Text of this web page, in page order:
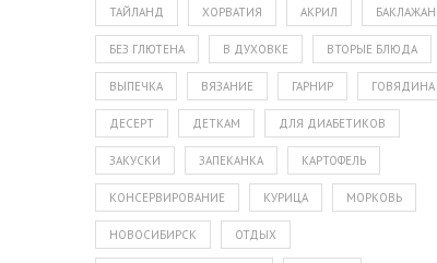
ТАЙЛАНД ХОРВАТИЯ АКРИЛ БАКЛАЖАН
БЕЗ ГЛЮТЕНА В ДУХОВКЕ ВТОРЫЕ БЛЮДА
ВЫПЕЧКА ВЯЗАНИЕ ГАРНИР ГОВЯДИНА
ДЕСЕРТ ДЕТКАМ ДЛЯ ДИАБЕТИКОВ
ЗАКУСКИ ЗАПЕКАНКА КАРТОФЕЛЬ
КОНСЕРВИРОВАНИЕ КУРИЦА МОРКОВЬ
НОВОСИБИРСК ОТДЫХ